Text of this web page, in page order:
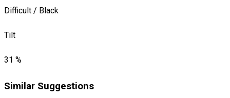
Difficult / Black
Tilt
31 %
Similar Suggestions